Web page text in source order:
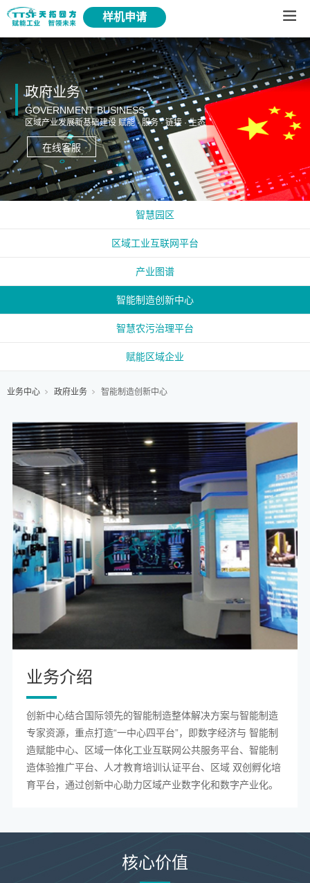
样机申请
政府业务
GOVERNMENT BUSINESS
区域产业发展新基础建设 赋能 · 服务 · 链接 · 生态
在线客服
智慧园区
区域工业互联网平台
产业图谱
智能制造创新中心
智慧农污治理平台
赋能区域企业
业务中心 政府业务 智能制造创新中心
业务介绍
绍
创新中心结合国际领先的智能制造整体解决方案与智能制造
专家资源，重点打造“一中心四平台”，即数字经济与 智能制
造赋能中心、区域一体化工业互联网公共服务平台、智能制
造体验推广平台、人才教育培训认证平台、区域 双创孵化培
育平台，通过创新中心助力区域产业数字化和数字产业化。
核心价值